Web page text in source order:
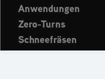
Anwendungen
Zero-Turns
Schneefräsen
Aktuelles